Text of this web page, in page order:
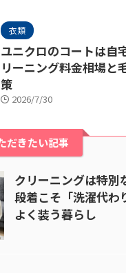
衣類
ユニクロのコートは自
リーニング料金相場と
策
2026/7/30
だきたい記事
クリーニングは特別
段着こそ「洗濯代わ
よく装う暮らし